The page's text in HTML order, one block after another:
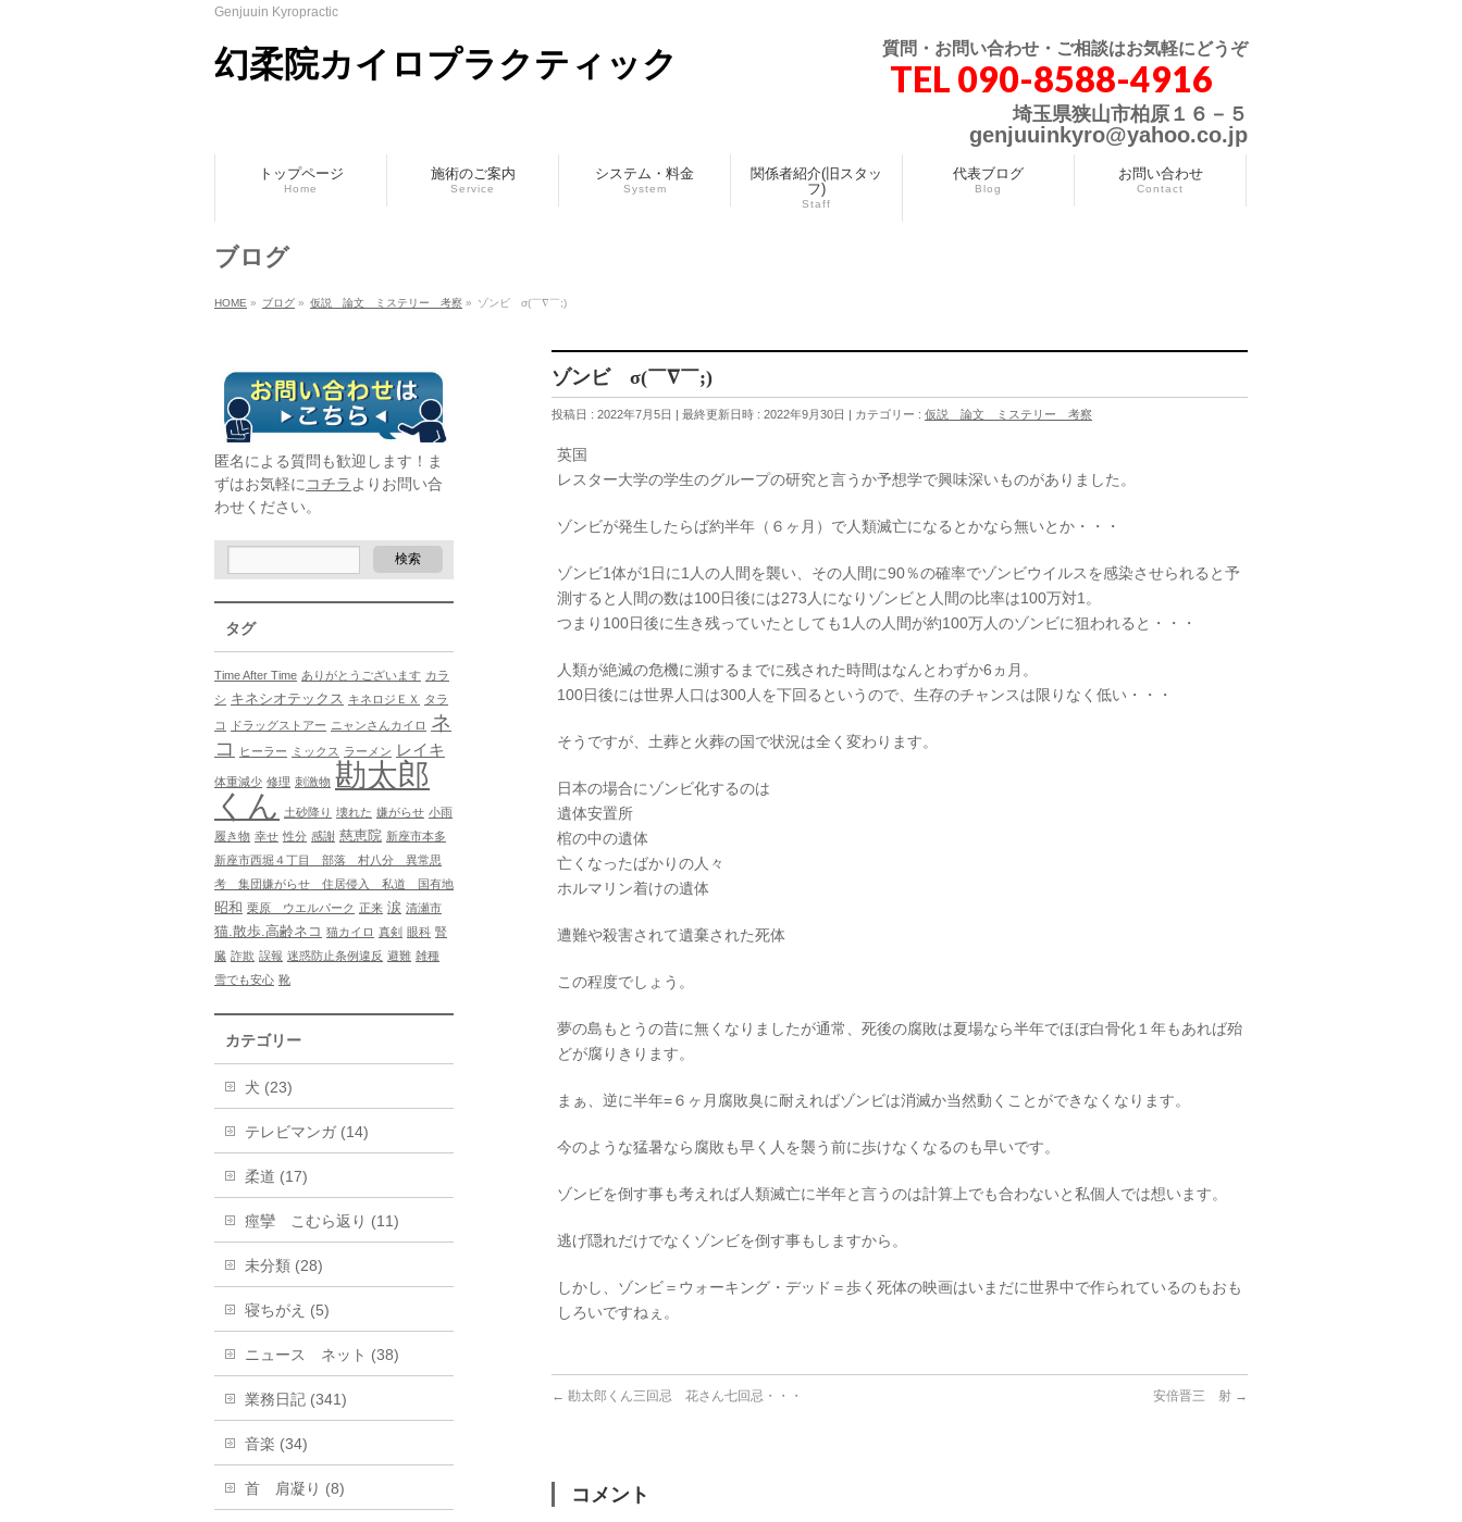
Genjuuin Kyropractic
幻柔院カイロプラクティック 質問・お問い合わせ・ご相談はお気軽にどうぞ
TEL 090-8588-4916
埼玉県狭山市柏原１６－５
genjuuinkyro@yahoo.co.jp
トップページ
Home
施術のご案内
Service
システム・料金
System
関係者紹介(旧スタッ
フ)
Staff
代表ブログ
Blog
お問い合わせ
Contact
ブログ
HOME » ブログ » 仮説 論文 ミステリー 考察 » ゾンビ σ(￣∇￣;)
ゾンビ σ(￣∇￣;)
投稿日 : 2022年7月5日 最終更新日時 : 2022年9月30日 カテゴリー : 仮説 論文 ミステリー 考察
英国
レスター大学の学生のグループの研究と言うか予想学で興味深いものがありました。
ゾンビが発生したらば約半年（６ヶ月）で人類滅亡になるとかなら無いとか・・・
ゾンビ1体が1日に1人の人間を襲い、その人間に90％の確率でゾンビウイルスを感染させられると予
測すると人間の数は100日後には273人になりゾンビと人間の比率は100万対1。
つまり100日後に生き残っていたとしても1人の人間が約100万人のゾンビに狙われると・・・
人類が絶滅の危機に瀕するまでに残された時間はなんとわずか6ヵ月。
100日後には世界人口は300人を下回るというので、生存のチャンスは限りなく低い・・・
そうですが、土葬と火葬の国で状況は全く変わります。
日本の場合にゾンビ化するのは
遺体安置所
棺の中の遺体
亡くなったばかりの人々
ホルマリン着けの遺体
遭難や殺害されて遺棄された死体
この程度でしょう。
夢の島もとうの昔に無くなりましたが通常、死後の腐敗は夏場なら半年でほぼ白骨化１年もあれば殆
どが腐りきります。
まぁ、逆に半年=６ヶ月腐敗臭に耐えればゾンビは消滅か当然動くことができなくなります。
今のような猛暑なら腐敗も早く人を襲う前に歩けなくなるのも早いです。
ゾンビを倒す事も考えれば人類滅亡に半年と言うのは計算上でも合わないと私個人では想います。
逃げ隠れだけでなくゾンビを倒す事もしますから。
しかし、ゾンビ＝ウォーキング・デッド＝歩く死体の映画はいまだに世界中で作られているのもおも
しろいですねぇ。
← 勘太郎くん三回忌 花さん七回忌・・・ 安倍晋三 射 →
コメント
匿名による質問も歓迎します！ま
ずはお気軽に コチラ よりお問い合
わせください。
タグ
Time After Time ありがとうございます カラ
シ キネシオテックス キネロジＥＸ
タラ
コ
ドラッグストアー ニャンさんカイロ ネ
コ
ヒーラー ミックス ラーメン レイキ
体重減少 修理 刺激物 勘太郎
くん
土砂降り 壊れた 嫌がらせ 小雨
履き物 幸せ 性分 感謝 慈恵院 新座市本多
新座市西堀４丁目 部落 村八分 異常思
考 集団嫌がらせ 住居侵入 私道 国有地
昭和 栗原 ウエルパーク 正来 涙 清瀬市
猫.散歩.高齢ネコ 猫カイロ 真剣 眼科 腎
臓 詐欺 誤報 迷惑防止条例違反 避難 雑種
雪でも安心 靴
カテゴリー
犬 (23)
テレビマンガ (14)
柔道 (17)
痙攣 こむら返り (11)
未分類 (28)
寝ちがえ (5)
ニュース ネット (38)
業務日記 (341)
音楽 (34)
首 肩凝り (8)